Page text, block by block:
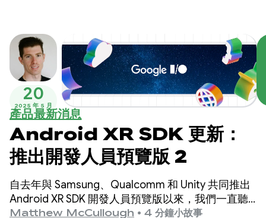
20
2025 年 5 月
產品最新消息
Android XR SDK 更新：
推出開發人員預覽版 2
自去年與 Samsung、Qualcomm 和 Unity 共同推出
Android XR SDK 開發人員預覽版以來，我們一直聽
到廣大 Android 社群的熱烈迴響，這讓我們感到非常
Matthew McCullough • 4 分鐘小故事